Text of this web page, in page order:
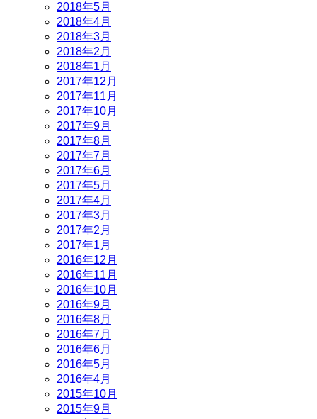
2018年5月
2018年4月
2018年3月
2018年2月
2018年1月
2017年12月
2017年11月
2017年10月
2017年9月
2017年8月
2017年7月
2017年6月
2017年5月
2017年4月
2017年3月
2017年2月
2017年1月
2016年12月
2016年11月
2016年10月
2016年9月
2016年8月
2016年7月
2016年6月
2016年5月
2016年4月
2015年10月
2015年9月